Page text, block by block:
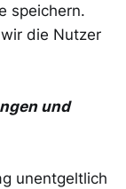
speichern.
die Nutzer
und
unentgeltlich